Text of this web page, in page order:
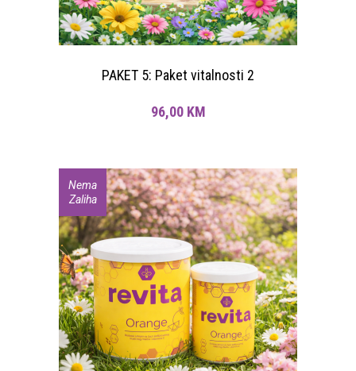
PAKET 5: Paket vitalnosti 2
96,00 KM
Sniženje
Nema
Zaliha